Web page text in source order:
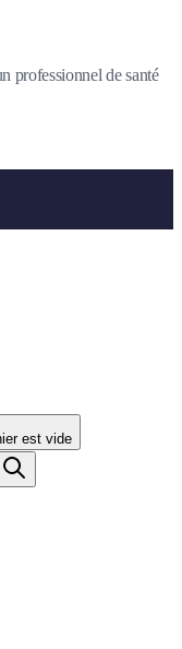
professionnel de santé
le panier, Le panier est vide